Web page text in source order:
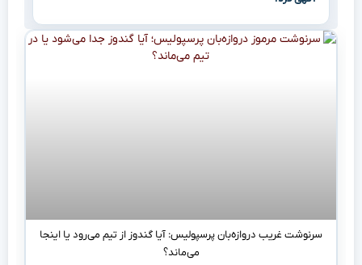
سرنوشت غریب دروازه‌بان پرسپولیس: آیا گندوز از تیم می‌رود یا اینجا
می‌ماند؟